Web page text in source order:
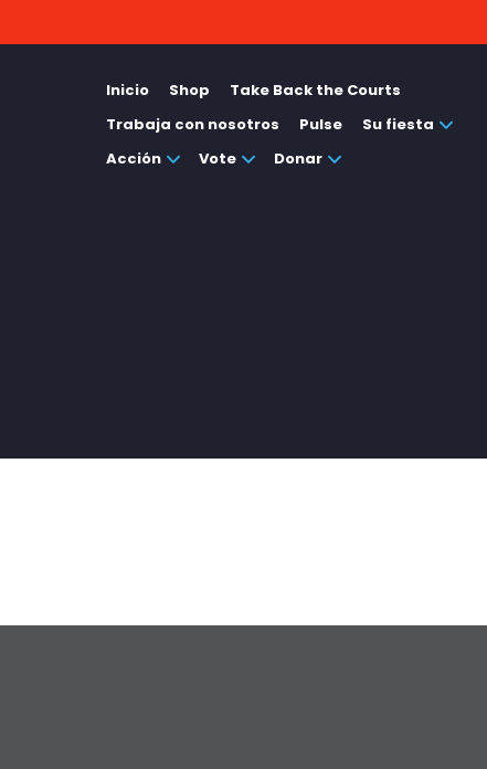
Inicio Shop
Take Back the Courts
Trabaja con nosotros
Pulse
Su fiesta
Acción
Vote Donar